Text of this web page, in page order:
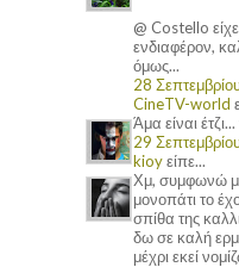
@ Costello
ενδιαφέρον,
όμως...
28
CineTV-world
Άμα είναι
29
kioyείπε...
Χμ, συμφωνώ
μονοπάτι το
σπίθα της
δω σε καλή
μέχρι εκεί